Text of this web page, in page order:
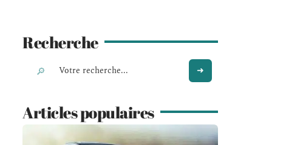
Recherche
Articles populaires